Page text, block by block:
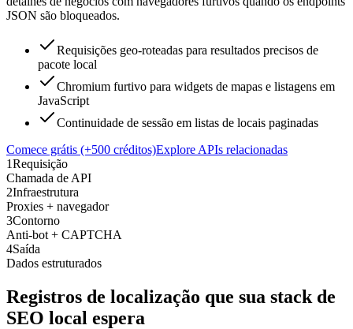
JSON são bloqueados.
Requisições geo-roteadas para resultados precisos de
pacote local
Chromium furtivo para widgets de mapas e listagens em
JavaScript
Continuidade de sessão em listas de locais paginadas
Comece grátis (+500 créditos)Explore APIs relacionadas
1Requisição
Chamada de API
2Infraestrutura
Proxies + navegador
3Contorno
Anti-bot + CAPTCHA
4Saída
Dados estruturados
Registros de localização que sua stack de
SEO local espera